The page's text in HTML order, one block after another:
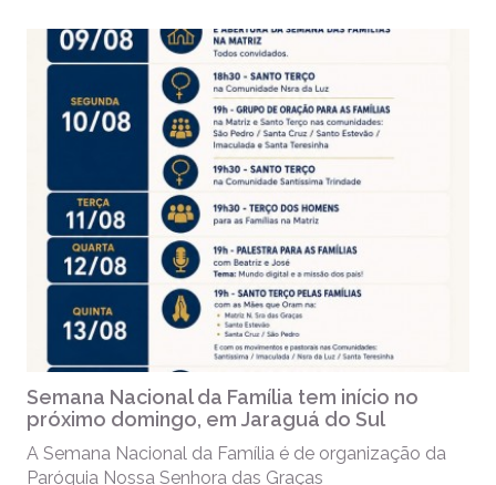
Semana Nacional da Família tem início no
próximo domingo, em Jaraguá do Sul
A Semana Nacional da Família é de organização da
Paróquia Nossa Senhora das Graças